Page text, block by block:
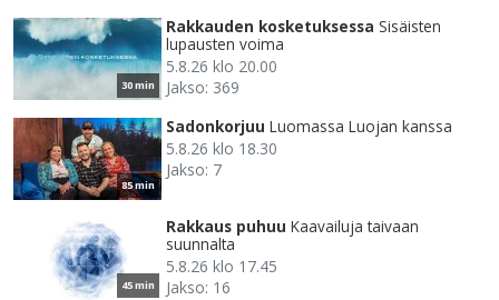
30 min
Rakkauden kosketuksessa Sisäisten
lupausten voima
5.8.26 klo 20.00
Jakso: 369
85 min
Sadonkorjuu Luomassa Luojan kanssa
5.8.26 klo 18.30
Jakso: 7
45 min
Rakkaus puhuu Kaavailuja taivaan
suunnalta
5.8.26 klo 17.45
Jakso: 16